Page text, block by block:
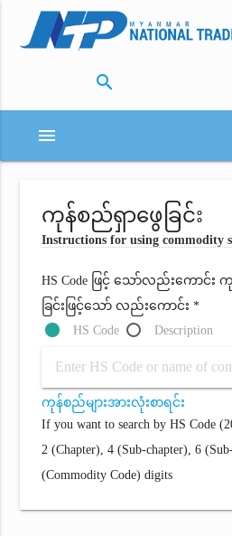
search
menu
ကုန်စည်ရှာဖွေခြင်း
Instructions for using commodity
HS Code ဖြင့် သော်လည်းကော
ခြင်းဖြင့်သော် လည်းကောင်း *
HS Code
Description
ကုန်စည်များအားလုံးစာရင်း
If you want to search by HS Code
2 (Chapter), 4 (Sub-chapter), 6
(Commodity Code) digits